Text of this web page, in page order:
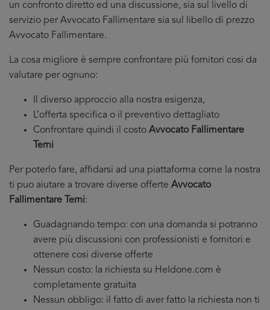
un confronto diretto ed una discussione, sia sul livello di
servizio per Avvocato Fallimentare sia sul libello di prezzo
Avvocato Fallimentare.
La cosa migliore è sempre confrontare più fornitori cosi da
valutare per ognuno:
Il diverso approccio alla nostra esigenza,
L’offerta specifica o il preventivo dettagliato
Confrontare quindi il costo Avvocato Fallimentare
Terni
Per poterlo fare, affidarsi ad una piattaforma come la nostra
ti puo aiutare a trovare diverse offerte Avvocato
Fallimentare Terni:
Guadagnando tempo: con una domanda si potranno
avere più discussioni con professionisti e fornitori e
ottenere cosi diverse offerte
Nessun costo: la richiesta su Heldone.com è
completamente gratuita
Nessun obbligo: il fatto di aver fatto la richiesta non ti